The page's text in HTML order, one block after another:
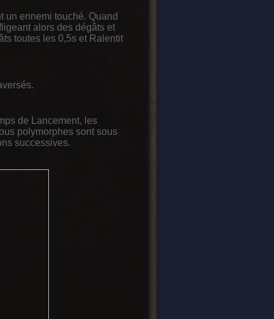
un ennemi touché. Quand
alors des dégâts et
toutes les 0,5s et Ralentit
de Lancement, les
polymorphes sont sous
successives.